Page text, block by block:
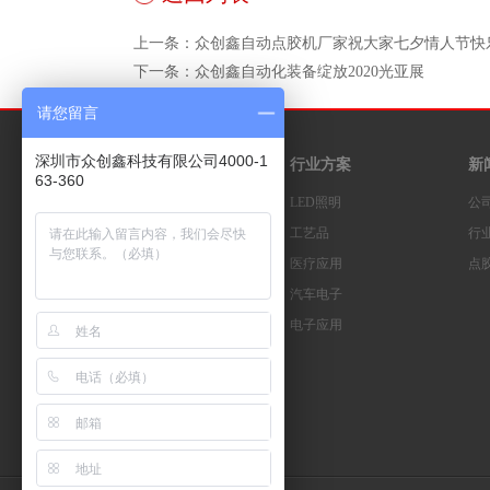
上一条：众创鑫自动点胶机厂家祝大家七夕情人节快
下一条：众创鑫自动化装备绽放2020光亚展
产品中心
灌胶机设备系列
滴胶机设备系列
自动涂覆机系列
热熔胶机系列
行业方案
LED照明
工艺品
医疗应用
汽车电子
电子应用
新
公
行
点
请您留言
深圳市众创鑫科技有限公司4000-1
63-360